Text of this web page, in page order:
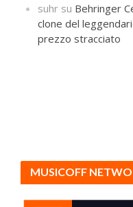
suhr su Behringer
clone del
prezzo stracciato
MUSICOFF